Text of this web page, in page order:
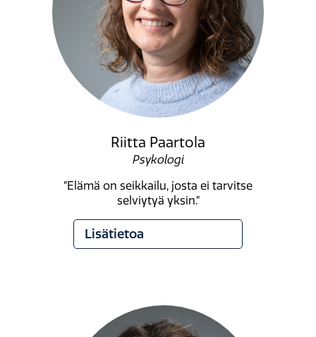
Riitta Paartola
Psykologi
”Elämä on seikkailu, josta ei tarvitse
selviytyä yksin.”
Lisätietoa